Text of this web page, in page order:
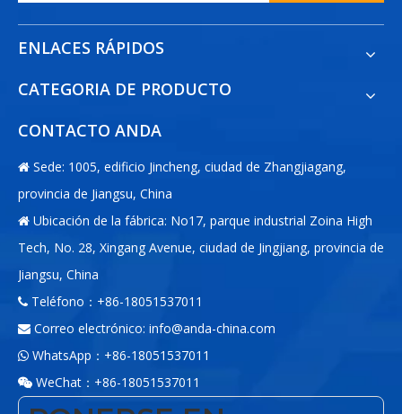
ENLACES RÁPIDOS
CATEGORIA DE PRODUCTO
CONTACTO ANDA
 Sede: 1005, edificio Jincheng, ciudad de Zhangjiagang,
provincia de Jiangsu, China
 Ubicación de la fábrica: No17, parque industrial Zoina High
Tech, No. 28, Xingang Avenue, ciudad de Jingjiang, provincia de
Jiangsu, China
 Teléfono：+86-18051537011
 Correo electrónico: info@anda-china.com
 WhatsApp：+86-18051537011
 WeChat：+86-18051537011